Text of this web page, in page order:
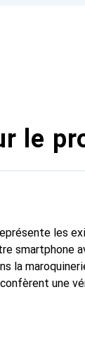
le
les
smartphone
la
une
est un choix